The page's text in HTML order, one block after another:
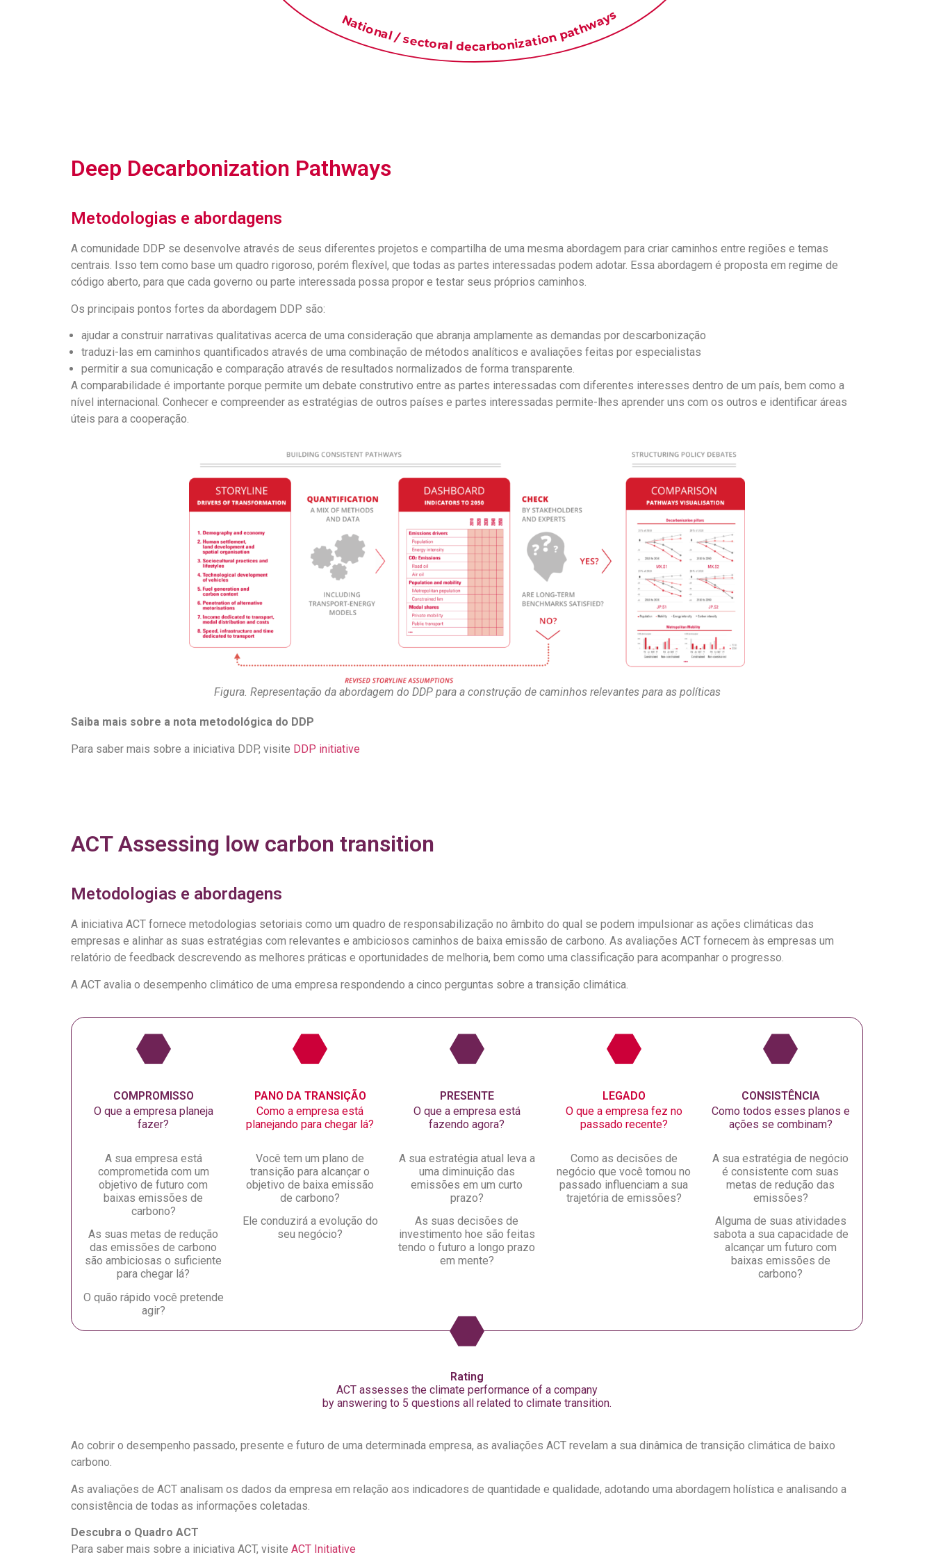
National / sectoral decarbonization pathways
Deep Decarbonization Pathways
Metodologias e abordagens
A comunidade DDP se desenvolve através de seus diferentes projetos e compartilha de uma mesma abordagem para criar caminhos entre regiões e temas
centrais. Isso tem como base um quadro rigoroso, porém flexível, que todas as partes interessadas podem adotar. Essa abordagem é proposta em regime de
código aberto, para que cada governo ou parte interessada possa propor e testar seus próprios caminhos.
Os principais pontos fortes da abordagem DDP são:
ajudar a construir narrativas qualitativas acerca de uma consideração que abranja amplamente as demandas por descarbonização
traduzi-las em caminhos quantificados através de uma combinação de métodos analíticos e avaliações feitas por especialistas
permitir a sua comunicação e comparação através de resultados normalizados de forma transparente.
A comparabilidade é importante porque permite um debate construtivo entre as partes interessadas com diferentes interesses dentro de um país, bem como a
nível internacional. Conhecer e compreender as estratégias de outros países e partes interessadas permite-lhes aprender uns com os outros e identificar áreas
úteis para a cooperação.
Figura. Representação da abordagem do DDP para a construção de caminhos relevantes para as políticas
Saiba mais sobre a nota metodológica do DDP
Para saber mais sobre a iniciativa DDP, visite DDP initiative
ACT Assessing low carbon transition
Metodologias e abordagens
A iniciativa ACT fornece metodologias setoriais como um quadro de responsabilização no âmbito do qual se podem impulsionar as ações climáticas das
empresas e alinhar as suas estratégias com relevantes e ambiciosos caminhos de baixa emissão de carbono. As avaliações ACT fornecem às empresas um
relatório de feedback descrevendo as melhores práticas e oportunidades de melhoria, bem como uma classificação para acompanhar o progresso.
A ACT avalia o desempenho climático de uma empresa respondendo a cinco perguntas sobre a transição climática.
COMPROMISSO
O que a empresa planeja
fazer?
A sua empresa está
comprometida com um
objetivo de futuro com
baixas emissões de
carbono?
As suas metas de redução
das emissões de carbono
são ambiciosas o suficiente
para chegar lá?
O quão rápido você pretende
agir?
PANO DA TRANSIÇÃO
Como a empresa está
planejando para chegar lá?
Você tem um plano de
transição para alcançar o
objetivo de baixa emissão
de carbono?
Ele conduzirá a evolução do
seu negócio?
PRESENTE
O que a empresa está
fazendo agora?
A sua estratégia atual leva a
uma diminuição das
emissões em um curto
prazo?
As suas decisões de
investimento hoe são feitas
tendo o futuro a longo prazo
em mente?
LEGADO
O que a empresa fez no
passado recente?
Como as decisões de
negócio que você tomou no
passado influenciam a sua
trajetória de emissões?
CONSISTÊNCIA
Como todos esses planos e
ações se combinam?
A sua estratégia de negócio
é consistente com suas
metas de redução das
emissões?
Alguma de suas atividades
sabota a sua capacidade de
alcançar um futuro com
baixas emissões de
carbono?
Rating
ACT assesses the climate performance of a company
by answering to 5 questions all related to climate transition.
Ao cobrir o desempenho passado, presente e futuro de uma determinada empresa, as avaliações ACT revelam a sua dinâmica de transição climática de baixo
carbono.
As avaliações de ACT analisam os dados da empresa em relação aos indicadores de quantidade e qualidade, adotando uma abordagem holística e analisando a
consistência de todas as informações coletadas.
Descubra o Quadro ACT
Para saber mais sobre a iniciativa ACT, visite ACT Initiative